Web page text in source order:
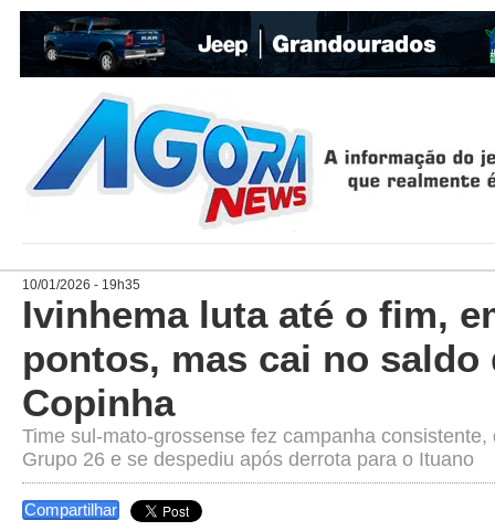
10/01/2026 - 19h35
Ivinhema luta até o fim,
pontos, mas cai no saldo
Copinha
Time sul-mato-grossense fez campanha
Grupo 26 e se despediu após derrota para o Ituano
Compartilhar